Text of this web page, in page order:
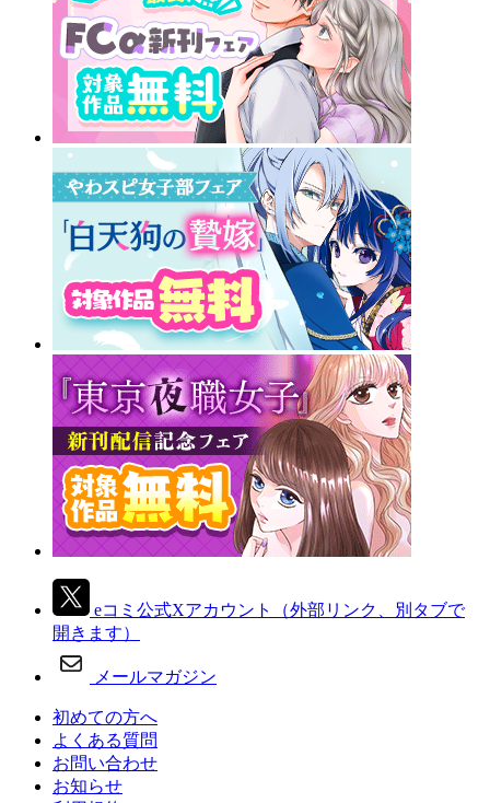
eコミ公式Xアカウント
（外部リンク、別タブで
開きます）
メールマガジン
初めての方へ
よくある質問
お問い合わせ
お知らせ